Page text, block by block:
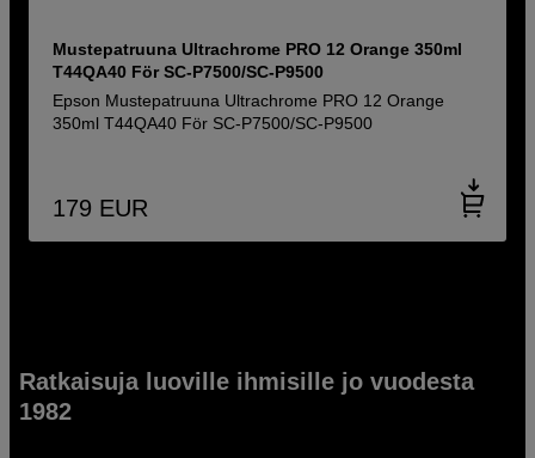
Mustepatruuna Ultrachrome PRO 12 Orange 350ml
T44QA40 För SC-P7500/SC-P9500
Epson Mustepatruuna Ultrachrome PRO 12 Orange
350ml T44QA40 För SC-P7500/SC-P9500
179 EUR
Ratkaisuja luoville ihmisille jo vuodesta
1982